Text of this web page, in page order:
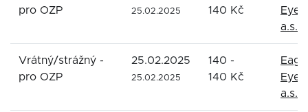
pro OZP
25.02.2025
140 Kč
Eyes
a.s.
Vrátný/strážný -
pro OZP
25.02.2025
25.02.2025
140 -
140 Kč
Eyes
a.s.